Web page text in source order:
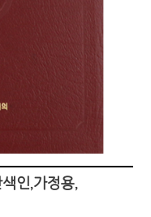
인,가정용,